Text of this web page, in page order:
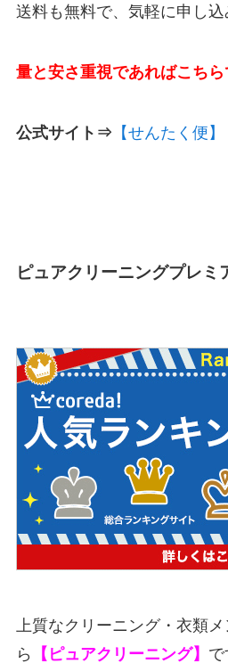
送料も無料で、気軽に申し込
量と安さ重視であればこちら
公式サイト⇒ 【せんたく便】
ピュアクリーニングプレミ
上質なクリーニング・衣類
ら
【ピュアクリーニング】 で